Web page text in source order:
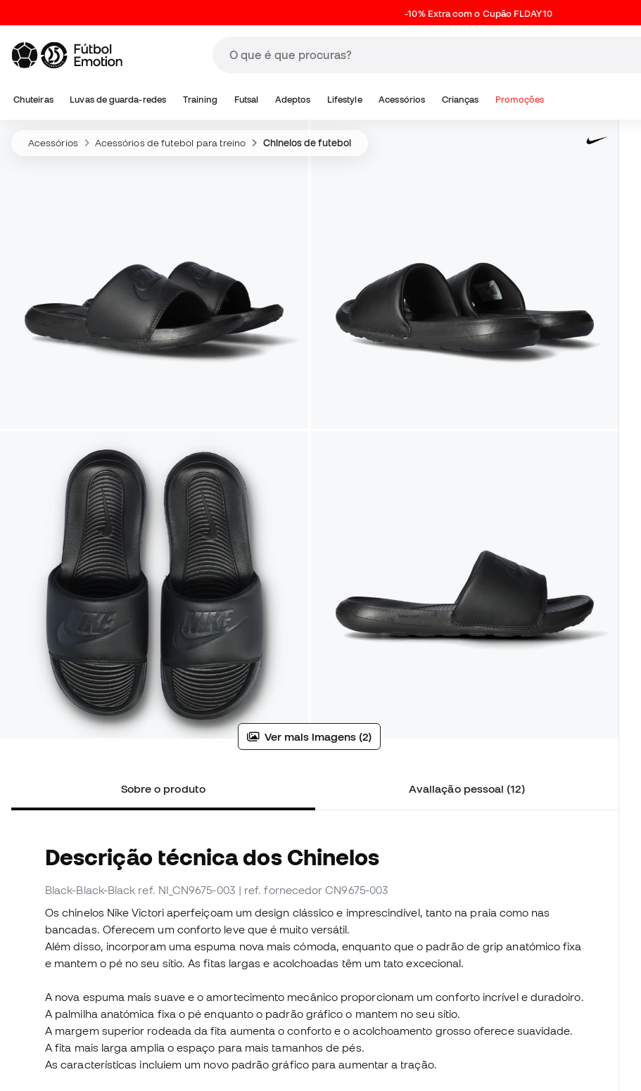
-10% Extra com o Cupão FLDAY10
Chuteiras Luvas de guarda-redes Training Futsal Adeptos Lifestyle Acessórios Crianças Promoções
Acessórios Acessórios de futebol para treino Chinelos de futebol
Ver mais imagens (2)
Sobre o produto Avaliação pessoal (12)
Descrição técnica dos Chinelos
Black-Black-Black ref. NI_CN9675-003 | ref. fornecedor CN9675-003
Os chinelos Nike Victori aperfeiçoam um design clássico e imprescindível, tanto na praia como nas
bancadas. Oferecem um conforto leve que é muito versátil.
Além disso, incorporam uma espuma nova mais cómoda, enquanto que o padrão de grip anatómico fixa
e mantem o pé no seu sítio. As fitas largas e acolchoadas têm um tato excecional.
A nova espuma mais suave e o amortecimento mecânico proporcionam um conforto incrível e duradoiro.
A palmilha anatómica fixa o pé enquanto o padrão gráfico o mantem no seu sítio.
A margem superior rodeada da fita aumenta o conforto e o acolchoamento grosso oferece suavidade.
A fita mais larga amplia o espaço para mais tamanhos de pés.
As características incluiem um novo padrão gráfico para aumentar a tração.